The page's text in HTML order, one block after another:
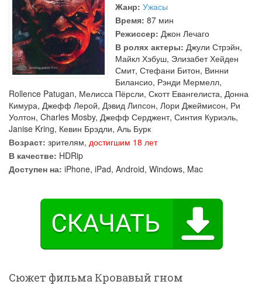
Жанр: Ужасы
Время: 87 мин
Режиссер: Джон Лечаго
В ролях актеры: Джули Стрэйн,
Майкл Хэбуш, Элизабет Хейден
Смит, Стефани Битон, Винни
Билансио, Рэнди Мермелл,
Rollence Patugan, Мелисса Пёрсли, Скотт Евангелиста, Донна
Кимура, Джефф Лерой, Дэвид Липсон, Лори Джеймисон, Ри
Уолтон, Charles Mosby, Джефф Серджент, Синтия Куриэль,
Janise Kring, Кевин Брэдли, Аль Бурк
Возраст: зрителям, достигшим 18 лет
В качестве: HDRip
Доступен на: iPhone, iPad, Android, Windows, Mac
Сюжет фильма Кровавый гном